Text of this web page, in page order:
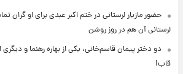
حضور مازیار لرستانی در ختم اکبر عبدی برای او گران
لرستانی آن هم در روز روشن
دو دختر پیمان قاسم‌خانی، یکی از بهاره رهنما و دیگری
قاب!